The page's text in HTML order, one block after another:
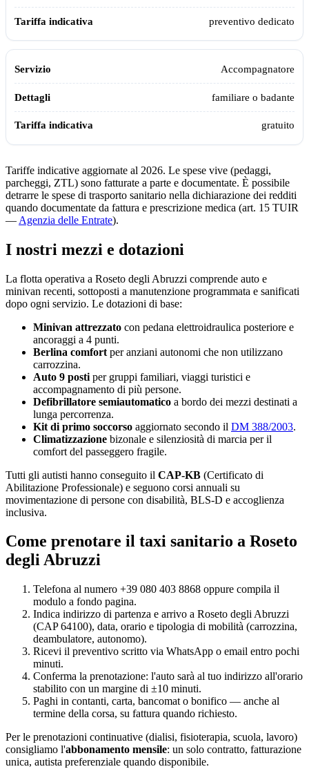
preventivo dedicato
Accompagnatore
familiare o badante
gratuito
Tariffe indicative aggiornate al 2026. Le spese vive (pedaggi,
parcheggi, ZTL) sono fatturate a parte e documentate. È possibile
detrarre le spese di trasporto sanitario nella dichiarazione dei redditi
quando documentate da fattura e prescrizione medica (art. 15 TUIR
— Agenzia delle Entrate).
I nostri mezzi e dotazioni
La flotta operativa a Roseto degli Abruzzi comprende auto e
minivan recenti, sottoposti a manutenzione programmata e sanificati
dopo ogni servizio. Le dotazioni di base:
Minivan attrezzato con pedana elettroidraulica posteriore e
ancoraggi a 4 punti.
Berlina comfort per anziani autonomi che non utilizzano
carrozzina.
Auto 9 posti per gruppi familiari, viaggi turistici e
accompagnamento di più persone.
Defibrillatore semiautomatico a bordo dei mezzi destinati a
lunga percorrenza.
Kit di primo soccorso aggiornato secondo il DM 388/2003.
Climatizzazione bizonale e silenziosità di marcia per il
comfort del passeggero fragile.
Tutti gli autisti hanno conseguito il CAP-KB (Certificato di
Abilitazione Professionale) e seguono corsi annuali su
movimentazione di persone con disabilità, BLS-D e accoglienza
inclusiva.
Come prenotare il taxi sanitario a Roseto
degli Abruzzi
Telefona al numero +39 080 403 8868 oppure compila il
modulo a fondo pagina.
Indica indirizzo di partenza e arrivo a Roseto degli Abruzzi
(CAP64100), data, orario e tipologia di mobilità (carrozzina,
deambulatore, autonomo).
Ricevi il preventivo scritto via WhatsApp o email entro pochi
minuti.
Conferma la prenotazione: l'auto sarà al tuo indirizzo all'orario
stabilito con un margine di ±10 minuti.
Paghi in contanti, carta, bancomat o bonifico — anche al
termine della corsa, su fattura quando richiesto.
Per le prenotazioni continuative (dialisi, fisioterapia, scuola, lavoro)
consigliamo l'abbonamento mensile: un solo contratto, fatturazione
unica, autista preferenziale quando disponibile.